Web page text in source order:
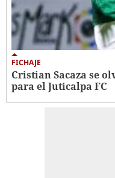
FICHAJE
Cristian Sacaza se
para el Juticalpa FC